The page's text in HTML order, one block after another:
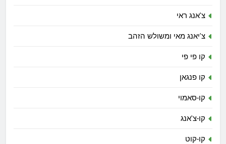
צ'אנג ראי
צ'יאנג מאי ומשולש הזהב
קו פי פי
קו פנגאן
קו-סאמוי
קו-צ'אנג
קו-קוט